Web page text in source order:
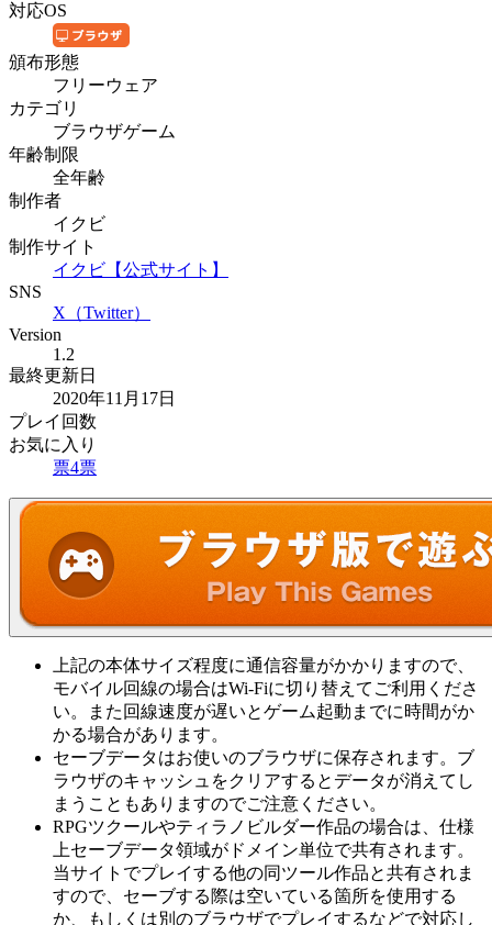
対応OS
頒布形態
フリーウェア
カテゴリ
ブラウザゲーム
年齢制限
全年齢
制作者
イクビ
制作サイト
イクビ【公式サイト】
SNS
X（Twitter）
Version
1.2
最終更新日
2020年11月17日
プレイ回数
お気に入り
票4票
上記の本体サイズ程度に通信容量がかかりますので、
モバイル回線の場合はWi-Fiに切り替えてご利用くださ
い。また回線速度が遅いとゲーム起動までに時間がか
かる場合があります。
セーブデータはお使いのブラウザに保存されます。ブ
ラウザのキャッシュをクリアするとデータが消えてし
まうこともありますのでご注意ください。
RPGツクールやティラノビルダー作品の場合は、仕様
上セーブデータ領域がドメイン単位で共有されます。
当サイトでプレイする他の同ツール作品と共有されま
すので、セーブする際は空いている箇所を使用する
か、もしくは別のブラウザでプレイするなどで対応し